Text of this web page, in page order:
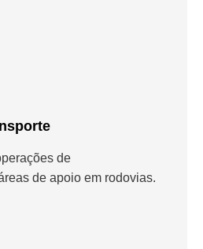
de
de apoio em rodovias.